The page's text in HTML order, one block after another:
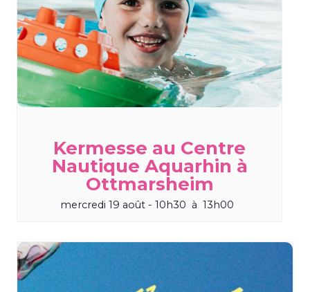
Kermesse au Centre
Nautique Aquarhin à
Ottmarsheim
mercredi 19 août - 10h30 à 13h00